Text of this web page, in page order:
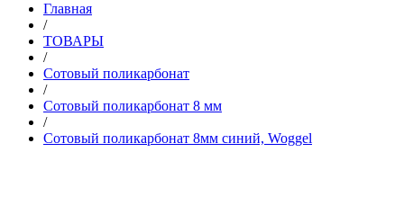
Главная
/
ТОВАРЫ
/
Сотовый поликарбонат
/
Сотовый поликарбонат 8 мм
/
Сотовый поликарбонат 8мм синий, Woggel